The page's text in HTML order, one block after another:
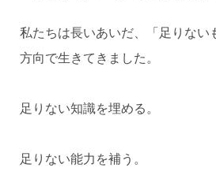
私たちは長いあいだ、「足りない
方向で生きてきました。
足りない知識を埋める。
足りない能力を補う。